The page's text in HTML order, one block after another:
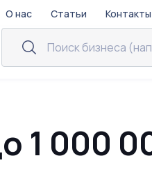
О нас Статьи Контакты
1 000